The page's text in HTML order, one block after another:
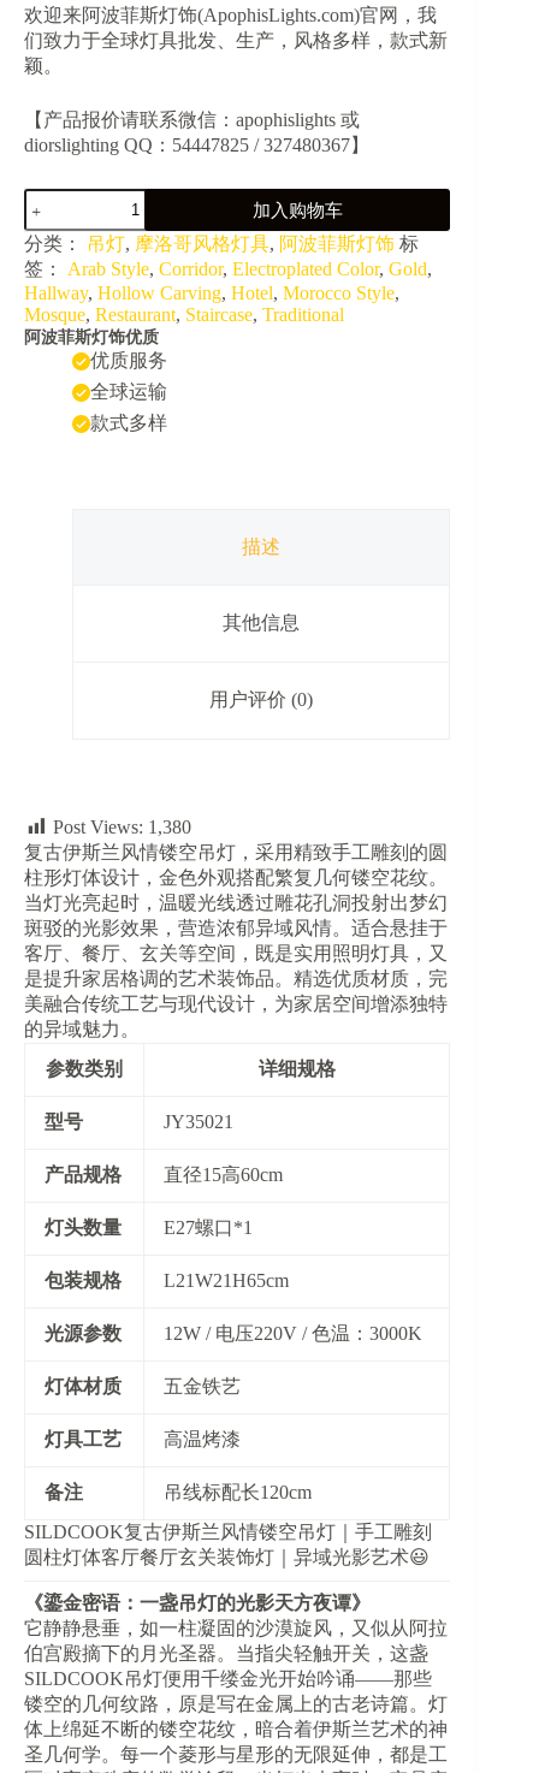
欢迎来阿波菲斯灯饰(ApophisLights.com)官网，我
们致力于全球灯具批发、生产，风格多样，款式新
颖。
【产品报价请联系微信：apophislights 或
diorslighting QQ：54447825 / 327480367】
JY35021-
复
古
伊
斯
兰
风
加入购物车
分类： 吊灯, 摩洛哥风格灯具, 阿波菲斯灯饰 标
签： Arab Style, Corridor, Electroplated Color, Gold,
Hallway, Hollow Carving, Hotel, Morocco Style,
Mosque, Restaurant, Staircase, Traditional
阿波菲斯灯饰优质
优质服务
全球运输
款式多样
描述
其他信息
用户评价 (0)
Post Views: 1,380
复古伊斯兰风情镂空吊灯，采用精致手工雕刻的圆
柱形灯体设计，金色外观搭配繁复几何镂空花纹。
当灯光亮起时，温暖光线透过雕花孔洞投射出梦幻
斑驳的光影效果，营造浓郁异域风情。适合悬挂于
客厅、餐厅、玄关等空间，既是实用照明灯具，又
是提升家居格调的艺术装饰品。精选优质材质，完
美融合传统工艺与现代设计，为家居空间增添独特
的异域魅力。
参数类别
详细规格
​型号​ JY35021
​产品规格​ 直径15高60cm
​灯头数量​ E27螺口*1
​包装规格​ L21W21H65cm
​光源参数​ 12W / 电压220V / 色温：3000K
​灯体材质​ 五金铁艺
​灯具工艺​ 高温烤漆
​备注​
吊线标配长120cm
SILDCOOK复古伊斯兰风情镂空吊灯｜手工雕刻
圆柱灯体客厅餐厅玄关装饰灯｜异域光影艺术😃
​《鎏金密语：一盏吊灯的光影天方夜谭》​
它静静悬垂，如一柱凝固的沙漠旋风，又似从阿拉
伯宫殿摘下的月光圣器。当指尖轻触开关，这盏
SILDCOOK吊灯便用千缕金光开始吟诵——那些
镂空的几何纹路，原是写在金属上的古老诗篇。灯
体上绵延不断的镂空花纹，暗合着伊斯兰艺术的神
圣几何学。每一个菱形与星形的无限延伸，都是工